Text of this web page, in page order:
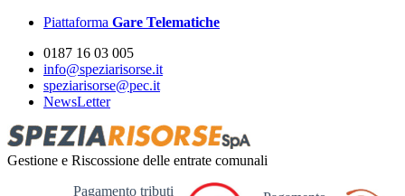
Piattaforma Gare Telematiche
0187 16 03 005
info@speziarisorse.it
speziarisorse@pec.it
NewsLetter
Gestione e Riscossione delle entrate comunali
Pagamento tributi